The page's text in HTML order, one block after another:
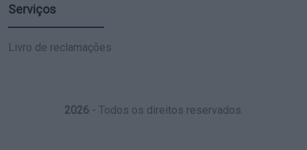
Serviços
Livro de reclamações
2026- Todos os direitos reservados.